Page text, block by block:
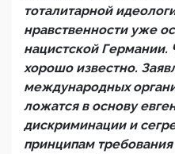
тоталитарной
нравственности уже
нацистской Германии.
хорошо известно.
международных
ложатся в основу
дискриминации и
принципам требования